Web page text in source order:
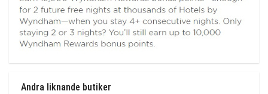
Andra liknande butiker